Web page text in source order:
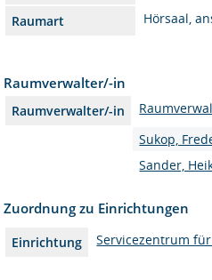
Raumart
Hörsaal,
Raumverwalter/-in
Raumverwalter/-in
Sukop,
Sander,
Zuordnung zu Einrichtungen
Einrichtung Servicezentrum